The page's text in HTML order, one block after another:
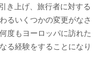
き上げ、旅行者に対する
るいくつかの変更がなさ
度もヨーロッパに訪れた
る経験をすることになり